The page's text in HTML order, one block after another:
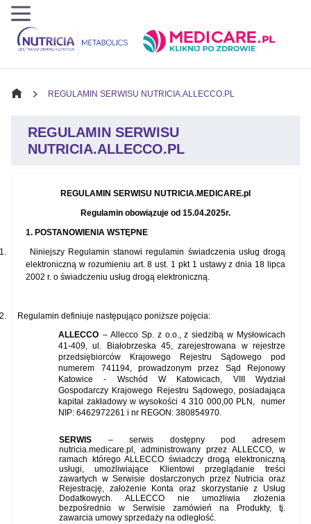
REGULAMIN SERWISU NUTRICIA.ALLECCO.PL
REGULAMIN SERWISU
NUTRICIA.ALLECCO.PL
REGULAMIN SERWISU NUTRICIA.MEDICARE.pl
Regulamin obowiązuje od 15.04.2025r.
1. POSTANOWIENIA WSTĘPNE
Niniejszy Regulamin stanowi regulamin świadczenia usług drogą
elektroniczną w rozumieniu art. 8 ust. 1 pkt 1 ustawy z dnia 18 lipca
2002 r. o świadczeniu usług drogą elektroniczną.
Regulamin definiuje następująco poniższe pojęcia:
ALLECCO – Allecco Sp. z o.o., z siedzibą w Mysłowicach
41-409, ul. Białobrzeska 45, zarejestrowana w rejestrze
przedsiębiorców Krajowego Rejestru Sądowego pod
numerem 741194, prowadzonym przez Sąd Rejonowy
Katowice - Wschód W Katowicach, VIII Wydział
Gospodarczy Krajowego Rejestru Sądowego, posiadająca
kapitał zakładowy w wysokości 4 310 000,00 PLN,
numer
NIP: 6462972261 i nr REGON: 380854970.
SERWIS – serwis dostępny pod adresem
nutricia.medicare.pl, administrowany przez ALLECCO, w
ramach którego ALLECCO świadczy drogą elektroniczną
usługi, umożliwiające Klientowi przeglądanie treści
zawartych w Serwisie dostarczonych przez Nutricia oraz
Rejestrację, założenie Konta oraz skorzystanie z Usług
Dodatkowych. ALLECCO nie umożliwia złożenia
bezpośrednio w Serwisie zamówień na Produkty, tj.
zawarcia umowy sprzedaży na odległość.